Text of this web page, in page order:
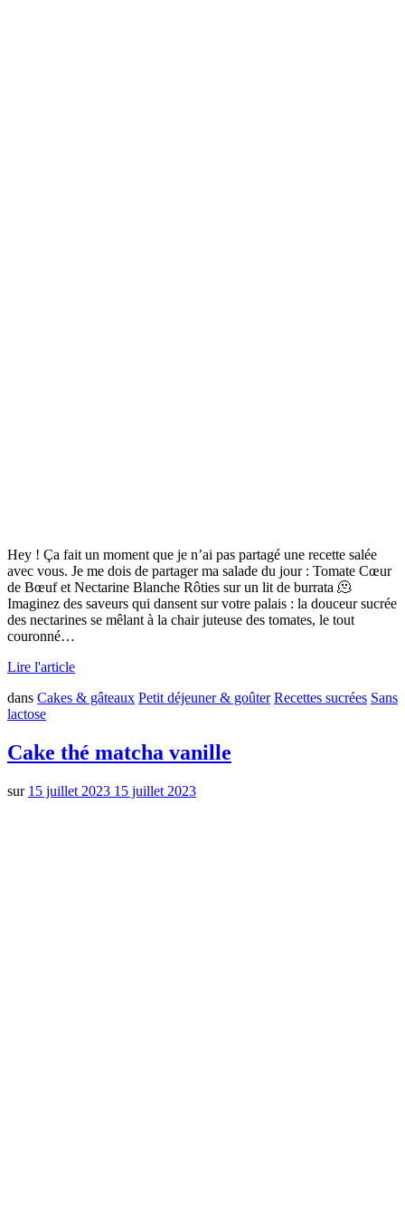
Hey ! Ça fait un moment que je n’ai pas partagé une recette salée
avec vous. Je me dois de partager ma salade du jour : Tomate Cœur
de Bœuf et Nectarine Blanche Rôties sur un lit de burrata 🫠
Imaginez des saveurs qui dansent sur votre palais : la douceur sucrée
des nectarines se mêlant à la chair juteuse des tomates, le tout
couronné…
Lire l'article
dans Cakes & gâteaux Petit déjeuner & goûter Recettes sucrées Sans
lactose
Cake thé matcha vanille
sur 15 juillet 2023 15 juillet 2023